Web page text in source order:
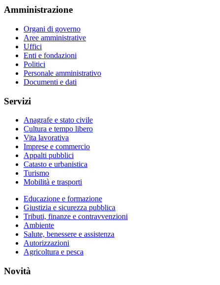
Amministrazione
Organi di governo
Aree amministrative
Uffici
Enti e fondazioni
Politici
Personale amministrativo
Documenti e dati
Servizi
Anagrafe e stato civile
Cultura e tempo libero
Vita lavorativa
Imprese e commercio
Appalti pubblici
Catasto e urbanistica
Turismo
Mobilità e trasporti
Educazione e formazione
Giustizia e sicurezza pubblica
Tributi, finanze e contravvenzioni
Ambiente
Salute, benessere e assistenza
Autorizzazioni
Agricoltura e pesca
Novità